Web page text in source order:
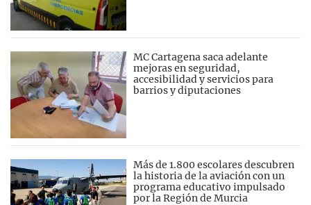
MC Cartagena saca adelante
mejoras en seguridad,
accesibilidad y servicios para
barrios y diputaciones
Más de 1.800 escolares descubren
la historia de la aviación con un
programa educativo impulsado
por la Región de Murcia